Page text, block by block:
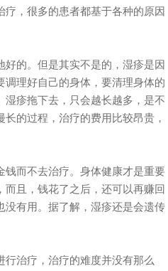
，很多的患者都基于各种的原因
的。但是其实不是的，湿疹是因
理好自己的身体，要清理身体的
疹拖下去，只会越长越多，是不
的过程，治疗的费用比较昂贵，
而不去治疗。身体健康才是重要
且，钱花了之后，还可以再赚回
有用。据了解，湿疹还是会遗传
治疗，治疗的难度并没有那么